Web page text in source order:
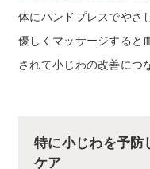
体にハンドプレスでやさ
優しくマッサージすると
されて小じわの改善につ
特に小じわを予防
ケア